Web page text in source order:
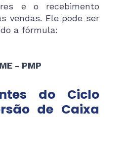
e o recebimento
vendas. Ele pode ser
a fórmula:
- PMP
do Ciclo
de Caixa